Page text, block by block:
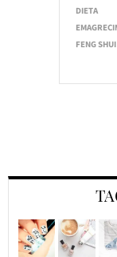
DIETA
FENG SHUI